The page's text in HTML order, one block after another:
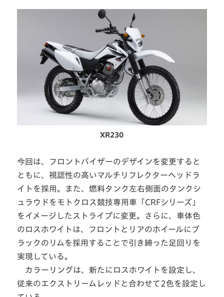
XR230
今回は、フロントバイザーのデザインを変更すると
ともに、視認性の高いマルチリフレクターヘッドラ
イトを採用。また、燃料タンク左右側面のタンクシ
ュラウドをモトクロス競技専用車「CRFシリーズ」
をイメージしたストライプに変更。さらに、車体色
のロスホワイトは、フロントとリアのホイールにブ
ラックのリムを採用することで引き締った足回りを
実現している。
カラーリングは、新たにロスホワイトを設定し、
従来のエクストリームレッドと合わせて2色を設定し